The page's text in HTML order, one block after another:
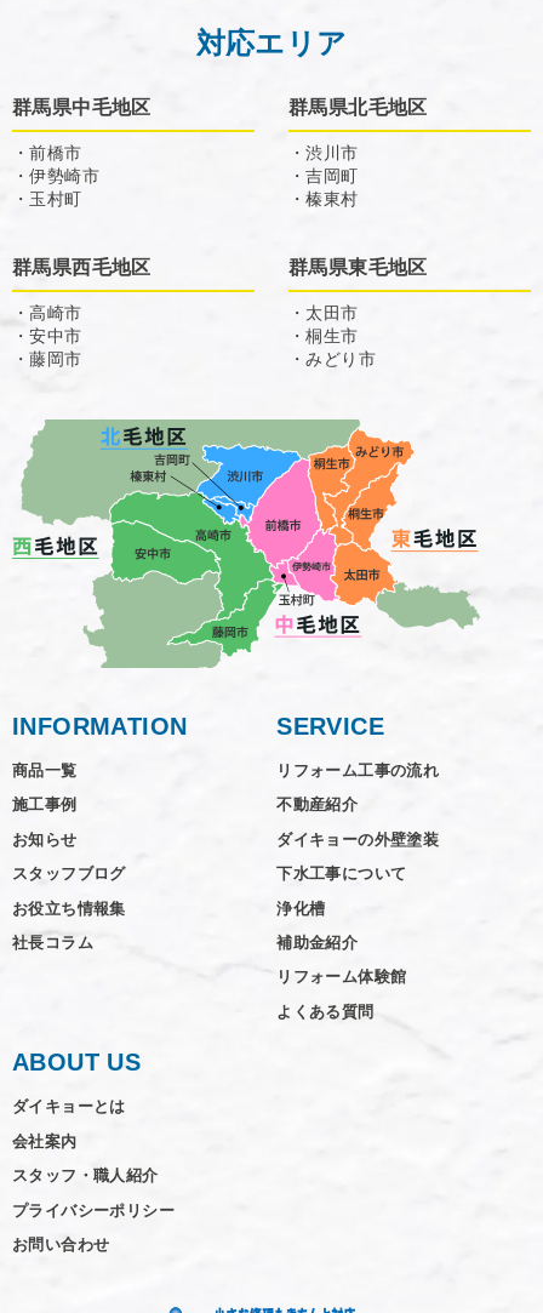
対応エリア
群馬県中毛地区
・前橋市
・伊勢崎市
・玉村町
群馬県北毛地区
・渋川市
・吉岡町
・榛東村
群馬県西毛地区
・高崎市
・安中市
・藤岡市
群馬県東毛地区
・太田市
・桐生市
・みどり市
INFORMATION
商品一覧
施工事例
お知らせ
スタッフブログ
お役立ち情報集
社長コラム
SERVICE
リフォーム工事の流れ
不動産紹介
ダイキョーの外壁塗装
下水工事について
浄化槽
補助金紹介
リフォーム体験館
よくある質問
ABOUT US
ダイキョーとは
会社案内
スタッフ・職人紹介
プライバシーポリシー
お問い合わせ